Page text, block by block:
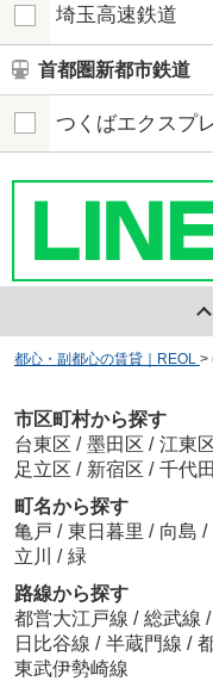
埼玉高速鉄道
首都圏新都市鉄道
つくばエクスプ
都心・副都心の賃貸｜REOL >
市区町村から探す
台東区 / 墨田区 / 江東
足立区 / 新宿区 / 千代
町名から探す
亀戸 / 東日暮里 / 向島 /
立川 / 緑
路線から探す
都営大江戸線 / 総武線 /
日比谷線 / 半蔵門線 /
東武伊勢崎線